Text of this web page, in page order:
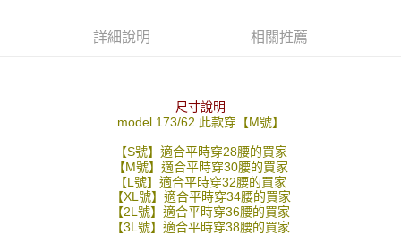
１．簡單：不需註冊會員、不需綁卡、不需儲值。
【「AFTEE先享後付」結帳流程】
１．於結帳方式選擇「AFTEE先享後付」後，將跳轉至「AFTEE先享後付」
２．訂單成立數日內，您將收到繳費通知簡訊。
３．收到繳費通知簡訊後14天內，點擊此簡訊中的連結，可透過四大超商／
ATM／網路銀行／等多元方式進行付款，方視為交易完成。
※ 請注意：結帳手續完成當下不需立刻繳費，但若您需要取消訂單，請聯絡
購買商品的店家。未經商家同意取消之訂單仍視為有效，需透過AFTEE先享
每筆NT$80，滿NT$1,800(含以上)免運費
每筆NT$80，滿NT$1,800(含以上)免運費
每筆NT$80，滿NT$1,800(含以上)免運費
詳細說明 相關推薦
尺寸說明
model 173/62 此款穿【M號】
【S號】適合平時穿28腰的買家
【M號】適合平時穿30腰的買家
【L號】適合平時穿32腰的買家
【XL號】適合平時穿34腰的買家
【2L號】適合平時穿36腰的買家
【3L號】適合平時穿38腰的買家